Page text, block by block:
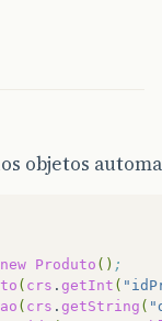
objetos
new Produto () ;
( crs . getInt (
( crs . getString (